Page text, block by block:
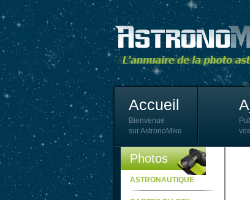
Accueil
Bienvenue
sur AstronoMike
Photos
ASTRONAUTIQUE